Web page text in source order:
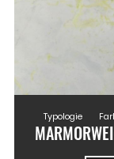
Typologie
MARMOR